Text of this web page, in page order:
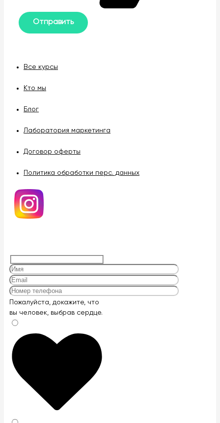
Все курсы
Кто мы
Блог
Лаборатория маркетинга
Договор оферты
Политика обработки перс. данных
Оставьте
это
поле
пустым.
Пожалуйста, докажите, что
вы человек, выбравсердце.